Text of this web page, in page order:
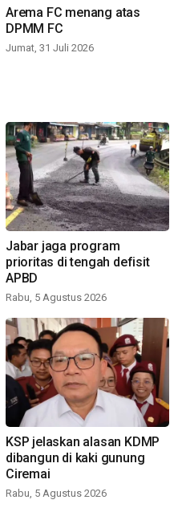
Arema FC menang atas
DPMM FC
Jumat, 31 Juli 2026
Jabar jaga program
prioritas di tengah defisit
APBD
Rabu, 5 Agustus 2026
KSP jelaskan alasan KDMP
dibangun di kaki gunung
Ciremai
Rabu, 5 Agustus 2026